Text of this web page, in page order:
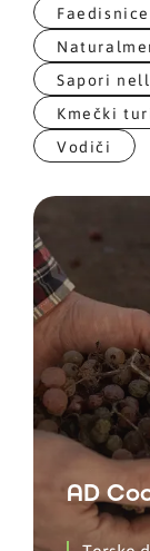
Sapori
Kmečki
Vodiči
AD